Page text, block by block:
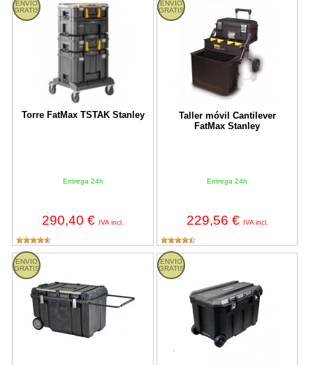
ENVIO
GRATIS
Torre FatMax TSTAK Stanley
Entrega 24h
290,40 € IVA incl.
Torre FatMax TSTAK Stanley
ENVIO
GRATIS
Taller móvil Cantilever
FatMax Stanley
Entrega 24h
229,56 € IVA incl.
Taller móvil Cantilever FatMax
ENVIO
GRATIS
Arcón de transporte 113L FatMax Stanley
ENVIO
GRATIS
Arcón de transporte grande